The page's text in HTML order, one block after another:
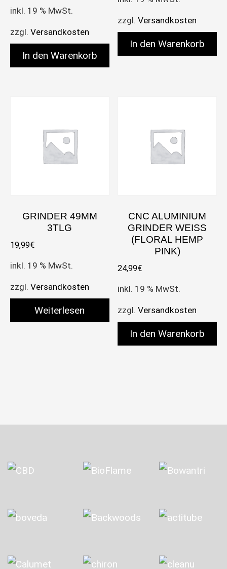
inkl. 19 % MwSt.
zzgl. Versandkosten
In den Warenkorb
zzgl.Versandkosten
In den Warenkorb
GRINDER 49MM
3TLG
19,99€
inkl. 19 % MwSt.
zzgl. Versandkosten
Weiterlesen
CNC ALUMINIUM
GRINDER WEISS (
FLORAL HEMP P
INK)
24,99€
inkl. 19 % MwSt.
zzgl.Versandkosten
In den Warenkorb